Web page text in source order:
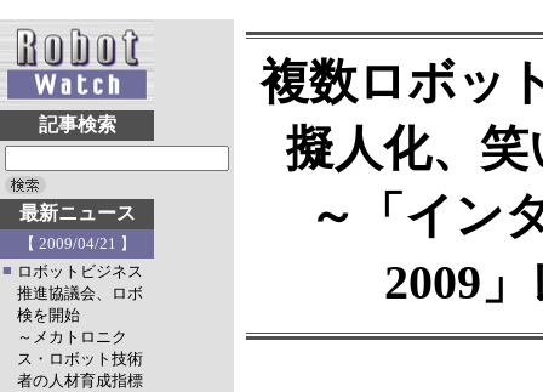
記事検索
最新ニュース
【 2009/04/21 】
■ ロボットビジネス
推進協議会、ロボ
検を開始
～メカトロニク
ス・ロボット技術
者の人材育成指標
複数ロボッ
擬人化、
～「イン
2009